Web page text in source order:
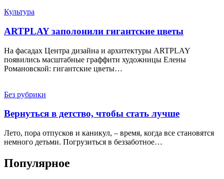
Культура
ARTPLAY заполонили гигантские цветы
На фасадах Центра дизайна и архитектуры ARTPLAY
появились масштабные граффити художницы Елены
Романовской: гигантские цветы…
Без рубрики
Вернуться в детство, чтобы стать лучше
Лето, пора отпусков и каникул, – время, когда все становятся
немного детьми. Погрузиться в беззаботное…
Популярное